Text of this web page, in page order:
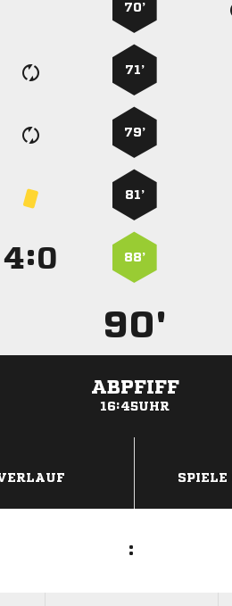
70’
71’
79’
81’
: 88’
90'
ABPFIFF
16:45UHR
SPIELE
: